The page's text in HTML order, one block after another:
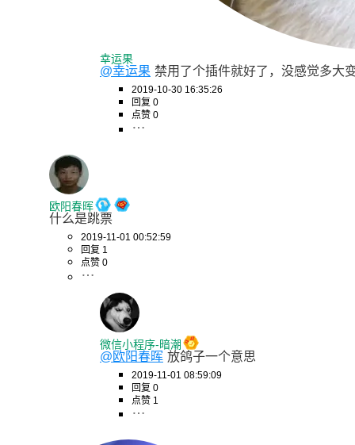
幸运果
@幸运果 禁用了个插件就好了，没感觉多大
2019-10-30 16:35:26
回复 0
点赞 0
欧阳春晖
什么是跳票
2019-11-01 00:52:59
回复 1
点赞 0
微信小程序-暗潮
@欧阳春晖 放鸽子一个意思
2019-11-01 08:59:09
回复 0
点赞 1